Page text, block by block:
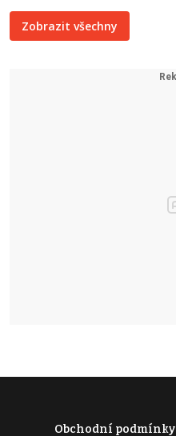
Zobrazit všechny
Obchodní podmínky